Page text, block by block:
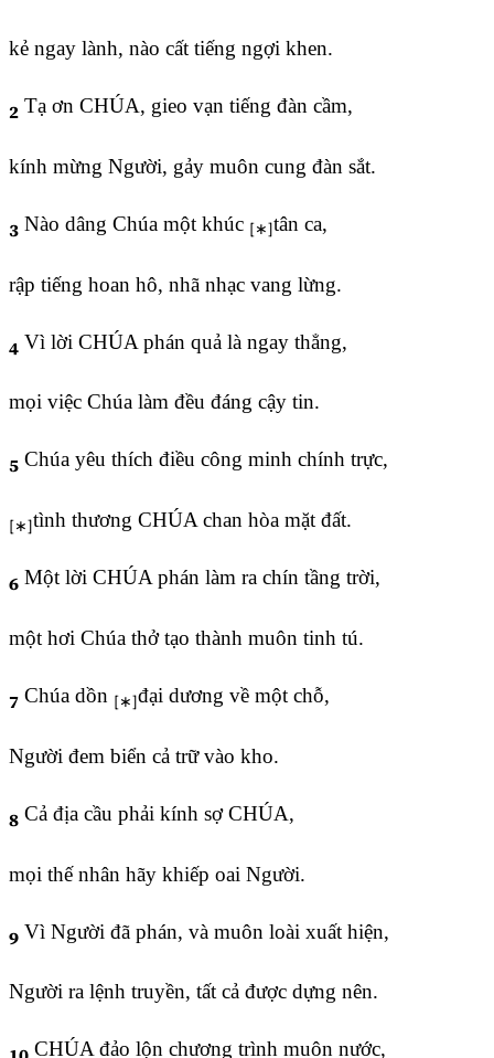
kẻ ngay lành, nào cất tiếng ngợi khen.
2 Tạ ơn CHÚA, gieo vạn tiếng đàn cầm,
kính mừng Người, gảy muôn cung đàn sắt.
3 Nào dâng Chúa một khúc tân ca,
rập tiếng hoan hô, nhã nhạc vang lừng.
4 Vì lời CHÚA phán quả là ngay thẳng,
mọi việc Chúa làm đều đáng cậy tin.
5 Chúa yêu thích điều công minh chính trực,
tình thương CHÚA chan hòa mặt đất.
6 Một lời CHÚA phán làm ra chín tầng trời,
một hơi Chúa thở tạo thành muôn tinh tú.
7 Chúa dồn đại dương về một chỗ,
Người đem biển cả trữ vào kho.
8 Cả địa cầu phải kính sợ CHÚA,
mọi thế nhân hãy khiếp oai Người.
9 Vì Người đã phán, và muôn loài xuất hiện,
Người ra lệnh truyền, tất cả được dựng nên.
CHÚA đảo lộn chương trình muôn nước,